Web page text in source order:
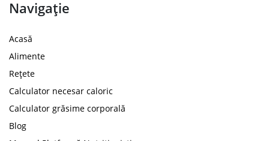
Navigație
Acasă
Alimente
Rețete
Calculator necesar caloric
Calculator grăsime corporală
Blog